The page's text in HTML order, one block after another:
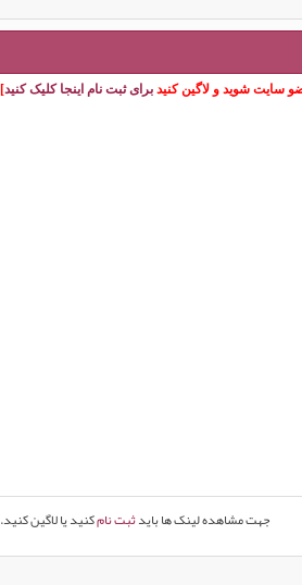
سایت شوید و لاگین کنید برای ثبت نام اینجا کلیک کنید]
جهت مشاهده لینک ها بایدثبت نامکنید یا لاگین کنید.